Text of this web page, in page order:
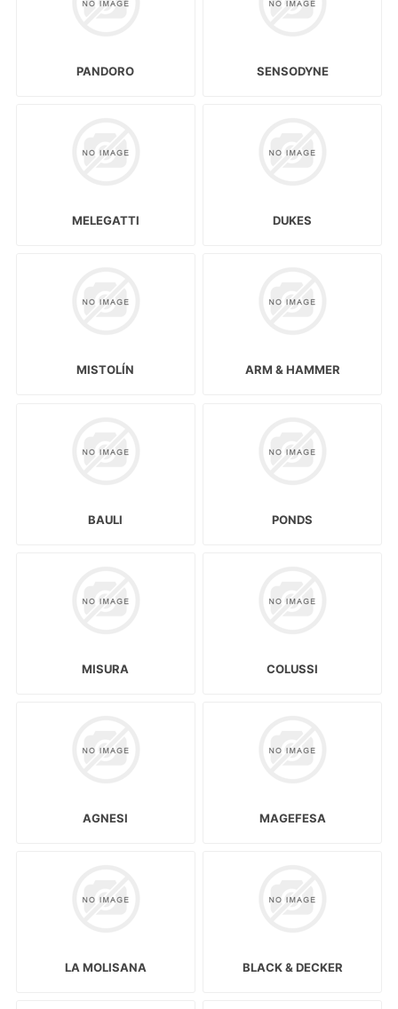
PANDORO SENSODYNE
MELEGATTI DUKES
MISTOLÍN ARM & HAMMER
BAULI PONDS
MISURA COLUSSI
AGNESI MAGEFESA
LA MOLISANA BLACK & DECKER